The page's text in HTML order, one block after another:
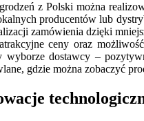
z Polski można
producentów lub
zamówienia dzięki
ceny oraz
wyborze dostawcy –
gdzie można zobaczyć